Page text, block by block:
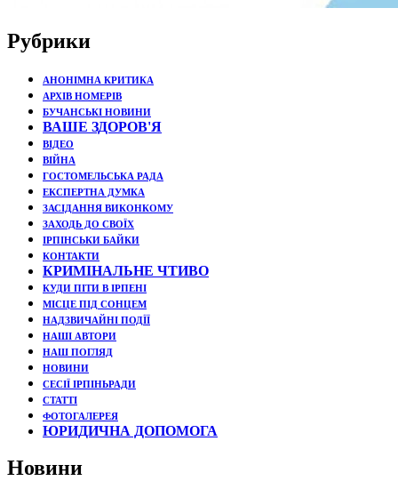
Рубрики
АНОНІМНА КРИТИКА
АРХІВ НОМЕРІВ
БУЧАНСЬКІ НОВИНИ
ВАШЕ ЗДОРОВ'Я
ВІДЕО
ВІЙНА
ГОСТОМЕЛЬСЬКА РАДА
ЕКСПЕРТНА ДУМКА
ЗАСІДАННЯ ВИКОНКОМУ
ЗАХОДЬ ДО СВОЇХ
ІРПІНСЬКИ БАЙКИ
КОНТАКТИ
КРИМІНАЛЬНЕ ЧТИВО
КУДИ ПІТИ В ІРПЕНІ
МІСЦЕ ПІД СОНЦЕМ
НАДЗВИЧАЙНІ ПОДЇЇ
НАШІ АВТОРИ
НАШ ПОГЛЯД
НОВИНИ
СЕСІЇ ІРПІНЬРАДИ
СТАТТІ
ФОТОГАЛЕРЕЯ
ЮРИДИЧНА ДОПОМОГА
Новини